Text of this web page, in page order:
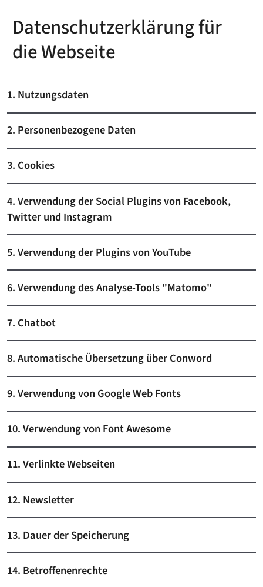
Datenschutzerklärung für
die Webseite
1. Nutzungsdaten
2. Personenbezogene Daten
3. Cookies
4. Verwendung der Social Plugins von Facebook,
Twitter und Instagram
5. Verwendung der Plugins von YouTube
6. Verwendung des Analyse-Tools "Matomo"
7. Chatbot
8. Automatische Übersetzung über Conword
9. Verwendung von Google Web Fonts
10. Verwendung von Font Awesome
11. Verlinkte Webseiten
12. Newsletter
13. Dauer der Speicherung
14. Betroffenenrechte